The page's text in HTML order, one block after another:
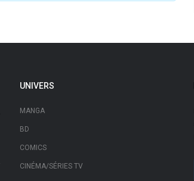
UNIVERS
MANGA
BD
COMICS
CINÉMA/SÉRIES TV